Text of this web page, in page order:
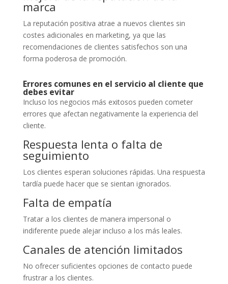
marca
La reputación positiva atrae a nuevos clientes sin
costes adicionales en marketing, ya que las
recomendaciones de clientes satisfechos son una
forma poderosa de promoción.
Errores comunes en el servicio al cliente que
debes evitar
Incluso los negocios más exitosos pueden cometer
errores que afectan negativamente la experiencia del
cliente.
Respuesta lenta o falta de
seguimiento
Los clientes esperan soluciones rápidas. Una respuesta
tardía puede hacer que se sientan ignorados.
Falta de empatía
Tratar a los clientes de manera impersonal o
indiferente puede alejar incluso a los más leales.
Canales de atención limitados
No ofrecer suficientes opciones de contacto puede
frustrar a los clientes.